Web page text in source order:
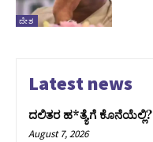
ದೇಶ
Latest news
ದಲಿತರ ಹ*ತ್ಯೆಗೆ ಕೊನೆಯೆಲ್ಲಿ?
August 7, 2026